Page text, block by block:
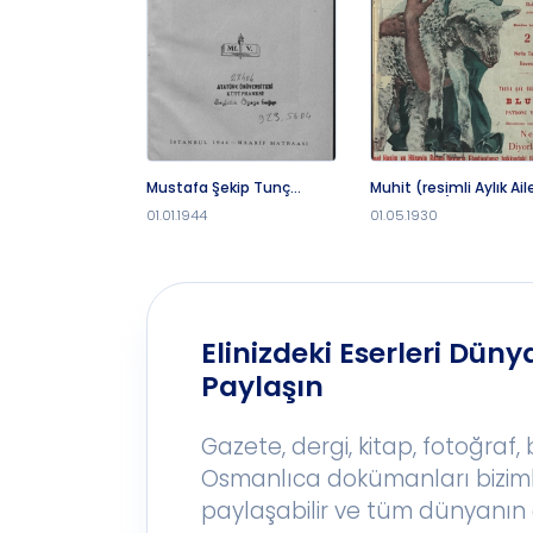
Mustafa Şekip Tunç
01.01.1944
Muhit (resimli Aylık
21,23-24 Sayı 19 (1961 SB
01.05.1930
Elinizdeki Eserleri
Paylaşın
Gazete, dergi, kitap, fotoğraf,
Osmanlıca dokümanları
paylaşabilir ve tüm dünyanın